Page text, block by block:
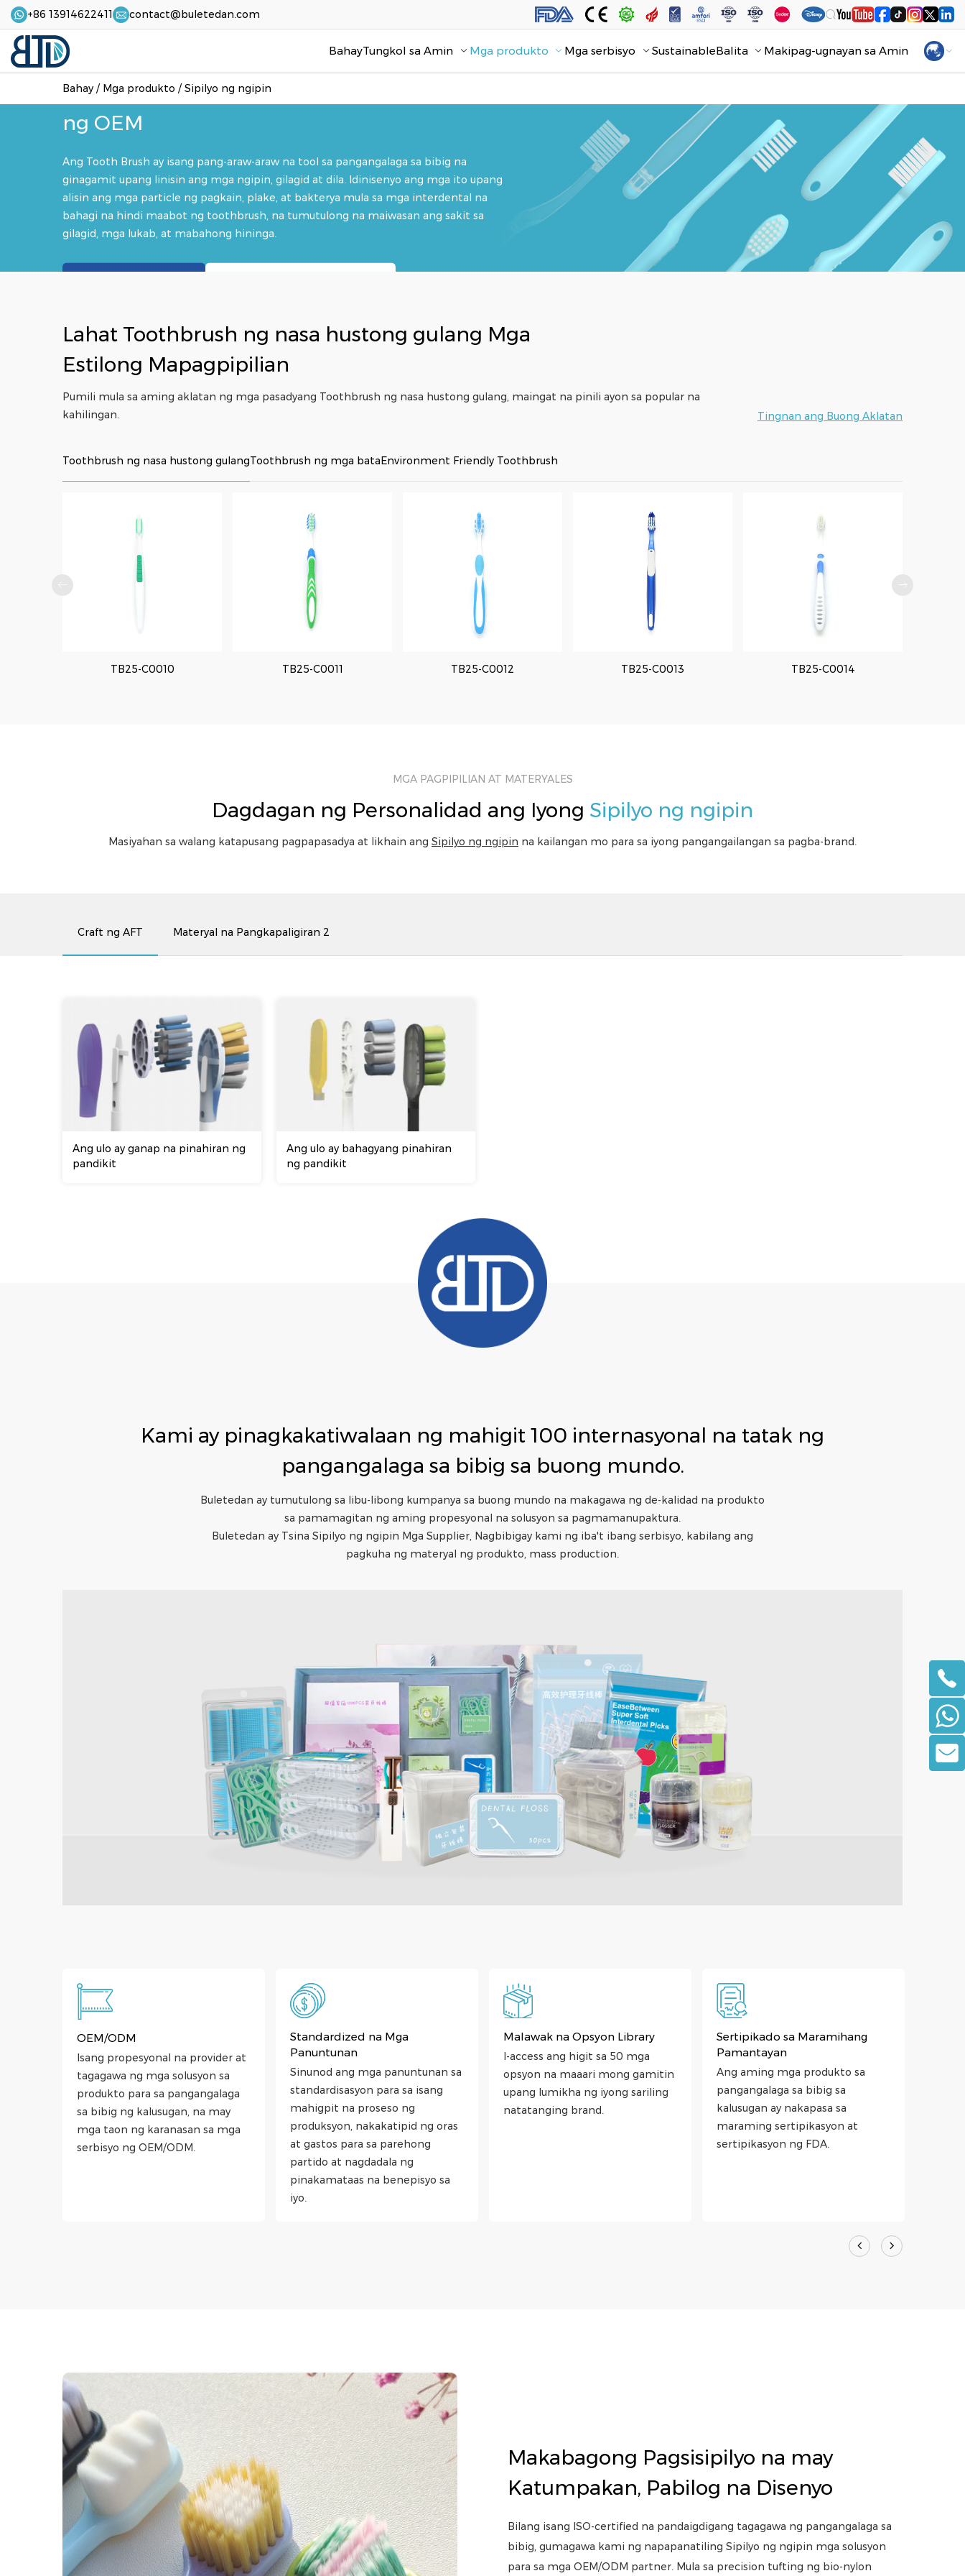
+86 13914622411 contact@buletedan.com
BahayTungkol sa Amin Mga produkto Mga serbisyo SustainableBalita Makipag-ugnayan sa Amin
Bahay / Mga produkto /Sipilyo ng ngipin
Sepilyo na may Pinong Pinong Balahibo Pabrika
ng OEM
Ang Tooth Brush ay isang pang-araw-araw na tool sa pangangalaga sa bibig na
ginagamit upang linisin ang mga ngipin, gilagid at dila. Idinisenyo ang mga ito upang
alisin ang mga particle ng pagkain, plake, at bakterya mula sa mga interdental na
bahagi na hindi maabot ng toothbrush, na tumutulong na maiwasan ang sakit sa
gilagid, mga lukab, at mabahong hininga.
Lahat Toothbrush ng nasa hustong gulang Mga
Estilong Mapagpipilian
Pumili mula sa aming aklatan ng mga pasadyang Toothbrush ng nasa hustong gulang, maingat na pinili ayon sa popular na
kahilingan.
Tingnan ang Buong Aklatan
Toothbrush ng nasa hustong gulangToothbrush ng mga bata Environment Friendly Toothbrush
TB25-C0010 TB25-C0011 TB25-C0012 TB25-C0013 TB25-C0014
TB25-C0034 TB25-C0035 TB25-C0036 TB25-C0037 TB25-C0038
MX3314
MGA PAGPIPILIAN AT MATERYALES
Dagdagan ng Personalidad ang Iyong Sipilyo ng ngipin
Masiyahan sa walang katapusang pagpapasadya at likhain ang Sipilyo ng ngipin na kailangan mo para sa iyong pangangailangan sa pagba-brand.
Craft ng AFT Materyal na Pangkapaligiran 2
Ang ulo ay ganap na pinahiran ng
pandikit
Ang ulo ay bahagyang pinahiran
ng pandikit
Kami ay pinagkakatiwalaan ng mahigit 100 internasyonal na tatak ng
pangangalaga sa bibig sa buong mundo.
Buletedan ay tumutulong sa libu-libong kumpanya sa buong mundo na makagawa ng de-kalidad na produkto
sa pamamagitan ng aming propesyonal na solusyon sa pagmamanupaktura.
Buletedan ay Tsina Sipilyo ng ngipin Mga Supplier, Nagbibigay kami ng iba't ibang serbisyo, kabilang ang
pagkuha ng materyal ng produkto, mass production.
OEM/ODM
Isang propesyonal na provider at
tagagawa ng mga solusyon sa
produkto para sa pangangalaga
sa bibig ng kalusugan, na may
mga taon ng karanasan sa mga
serbisyo ng OEM/ODM.
Standardized na Mga
Panuntunan
Sinunod ang mga panuntunan sa
standardisasyon para sa isang
mahigpit na proseso ng
produksyon, nakakatipid ng oras
at gastos para sa parehong
partido at nagdadala ng
pinakamataas na benepisyo sa
iyo.
Malawak na Opsyon Library
I-access ang higit sa 50 mga
opsyon na maaari mong gamitin
upang lumikha ng iyong sariling
natatanging brand.
Sertipikado sa Maramihang
Pamantayan
Ang aming mga produkto sa
pangangalaga sa bibig sa
kalusugan ay nakapasa sa
maraming sertipikasyon at
sertipikasyon ng FDA.
Makabagong Pagsisipilyo na may
Katumpakan, Pabilog na Disenyo
Bilang isang ISO-certified na pandaigdigang tagagawa ng pangangalaga sa
bibig, gumagawa kami ng napapanatiling Sipilyo ng ngipin mga solusyon
para sa mga OEM/ODM partner. Mula sa precision tufting ng bio-nylon